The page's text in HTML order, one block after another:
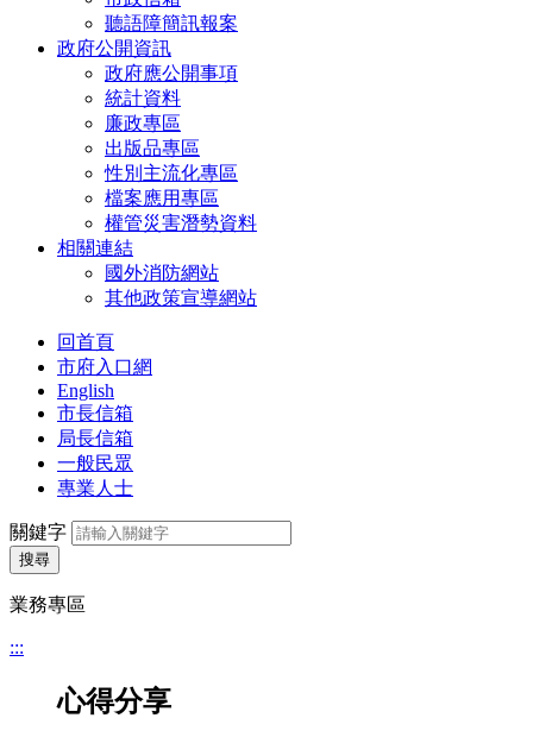
聽語障簡訊報案
政府公開資訊
政府應公開事項
統計資料
廉政專區
出版品專區
性別主流化專區
檔案應用專區
權管災害潛勢資料
相關連結
國外消防網站
其他政策宣導網站
回首頁
市府入口網
English
市長信箱
局長信箱
一般民眾
專業人士
關鍵字
搜尋
業務專區
:::
心得分享